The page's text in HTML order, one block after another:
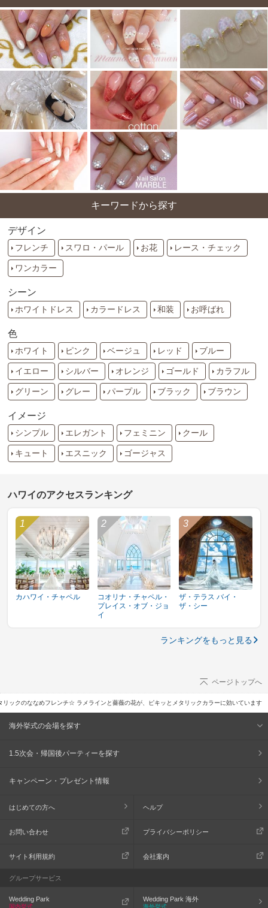
キーワードから探す
デザイン
フレンチ スワロ・パール お花 レース・チェック
ワンカラー
シーン
ホワイトドレス カラードレス 和装 お呼ばれ
色
ホワイト ピンク ベージュ レッド ブルー
イエロー シルバー オレンジ ゴールド カラフル
グリーン グレー パープル ブラック ブラウン
イメージ
シンプル エレガント フェミニン クール
キュート エスニック ゴージャス
ハワイのアクセスランキング
カハワイ・チャペル
コオリナ・チャペル・
プレイス・オブ・ジョ
イ
ザ・テラス バイ・
ザ・シー
ランキングをもっと見る
ページトップへ
リックのななめフレンチ☆ ラメラインと薔薇の花が、ピキッとメタリックカラーに効いています
海外挙式の会場を探す
1.5次会・帰国後パーティーを探す
キャンペーン・プレゼント情報
はじめての方へ ヘルプ
お問い合わせ プライバシーポリシー
サイト利用規約 会社案内
グループサービス
Wedding Park
国内挙式
Wedding Park 海外
海外挙式